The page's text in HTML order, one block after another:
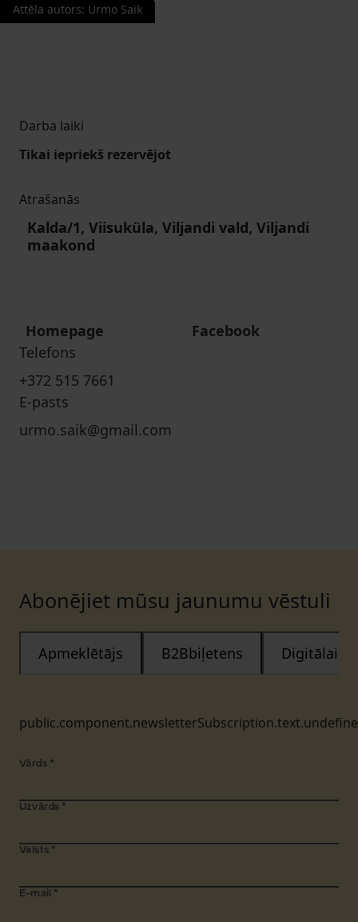
Attēla autors: Urmo Saik
Darba laiki
Tikai iepriekš rezervējot
Atrašanās
Kalda/1, Viisuküla, Viljandi vald, Viljandi
maakond
Homepage
Facebook
Telefons
+372 515 7661
E-pasts
urmo.saik@gmail.com
Abonējiet mūsu jaunumu vēstuli
Apmeklētājs B2Bbiļetens Digitālais
Vārds *
Uzvārds *
Valsts *
E-mail *